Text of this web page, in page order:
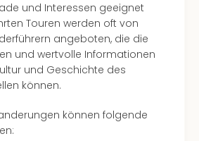
und Interessen geeignet
Touren werden oft von
angeboten, die die
und wertvolle Informationen
und Geschichte des
können.
können folgende